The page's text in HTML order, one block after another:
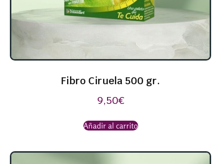
Fibro Ciruela 500 gr.
9,50€
Añadir al carrito